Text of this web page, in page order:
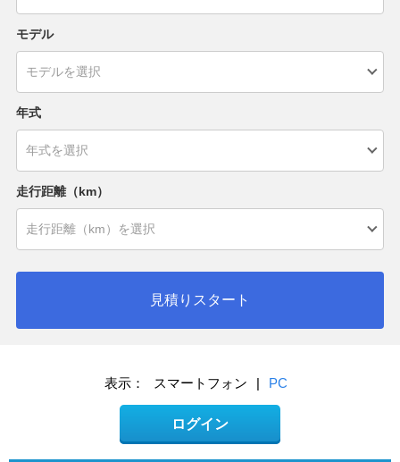
モデル
年式
走行距離（km）
見積りスタート
表示： スマートフォン | PC
ログイン